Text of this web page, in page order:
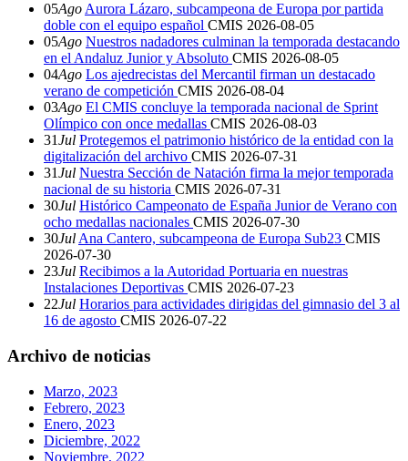
05Ago Aurora Lázaro, subcampeona de Europa por partida
doble con el equipo español CMIS 2026-08-05
05Ago Nuestros nadadores culminan la temporada destacando
en el Andaluz Junior y Absoluto CMIS 2026-08-05
04Ago Los ajedrecistas del Mercantil firman un destacado
verano de competición CMIS 2026-08-04
03Ago El CMIS concluye la temporada nacional de Sprint
Olímpico con once medallas CMIS 2026-08-03
31Jul Protegemos el patrimonio histórico de la entidad con la
digitalización del archivo CMIS 2026-07-31
31Jul Nuestra Sección de Natación firma la mejor temporada
nacional de su historia CMIS 2026-07-31
30Jul Histórico Campeonato de España Junior de Verano con
ocho medallas nacionales CMIS 2026-07-30
30Jul Ana Cantero, subcampeona de Europa Sub23 CMIS
2026-07-30
23Jul Recibimos a la Autoridad Portuaria en nuestras
Instalaciones Deportivas CMIS 2026-07-23
22Jul Horarios para actividades dirigidas del gimnasio del 3 al
16 de agosto CMIS 2026-07-22
Archivo de noticias
Marzo, 2023
Febrero, 2023
Enero, 2023
Diciembre, 2022
Noviembre, 2022